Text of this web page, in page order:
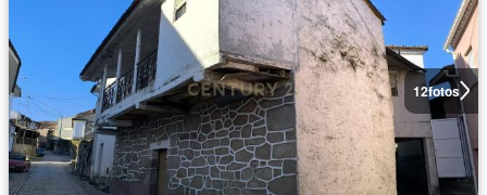
12fotos